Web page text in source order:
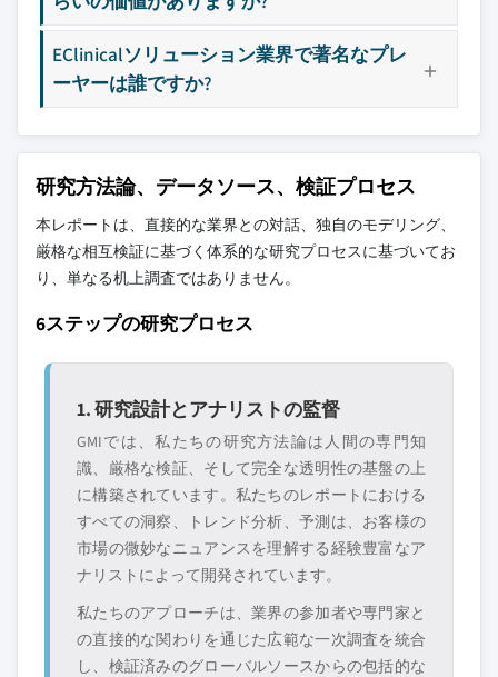
EClinicalソリューション業界で著名なプレ
ーヤーは誰ですか?
研究方法論、データソース、検証プロセス
本レポートは、直接的な業界との対話、独自のモデリング、
厳格な相互検証に基づく体系的な研究プロセスに基づいてお
り、単なる机上調査ではありません。
6ステップの研究プロセス
1. 研究設計とアナリストの監督
GMIでは、私たちの研究方法論は人間の専門知
識、厳格な検証、そして完全な透明性の基盤の上
に構築されています。私たちのレポートにおける
すべての洞察、トレンド分析、予測は、お客様の
市場の微妙なニュアンスを理解する経験豊富なア
ナリストによって開発されています。
私たちのアプローチは、業界の参加者や専門家と
の直接的な関わりを通じた広範な一次調査を統合
し、検証済みのグローバルソースからの包括的な